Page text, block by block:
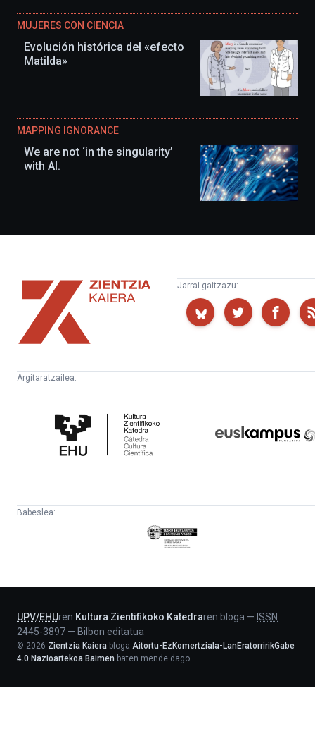
MUJERES CON CIENCIA
Evolución histórica del «efecto
Matilda»
MAPPING IGNORANCE
We are not ‘in the singularity’
with AI.
Zientzia
Kaiera
Jarrai gaitzazu:
Argitaratzailea:
Zientifikoko
Katedra
Babeslea:
Eusko
Jaurlaritza
UPV/EHUren Kultura Zientifikoko Katedraren bloga — ISSN
2445-3897 — Bilbon editatua
© 2026 Zientzia Kaiera bloga Aitortu-EzKomertziala-LanEratorririkGabe
4.0 Nazioartekoa Baimen baten mende dago